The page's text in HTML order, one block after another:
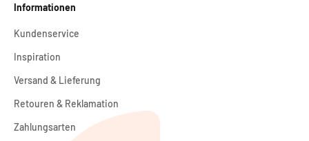
Informationen
Kundenservice
Inspiration
Versand & Lieferung
Retouren & Reklamation
Zahlungsarten